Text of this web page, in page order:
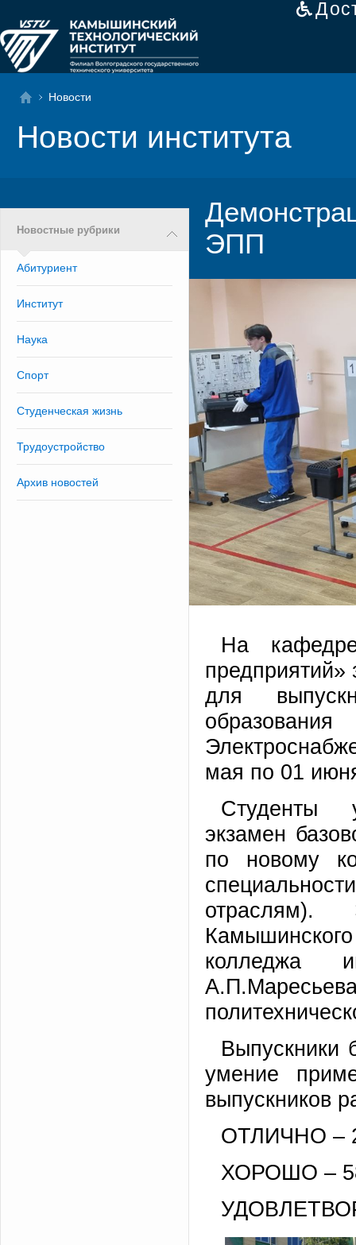
Новости
Новости института
Новостные рубрики
Абитуриент
Институт
Наука
Спорт
Студенческая жизнь
Трудоустройство
Архив новостей
ЭПП
На
для
мая по 01
Студенты
экзамен
по новому
отраслям).
колледжа
Выпускники
умение
выпускников
ОТЛИЧНО –
ХОРОШО –